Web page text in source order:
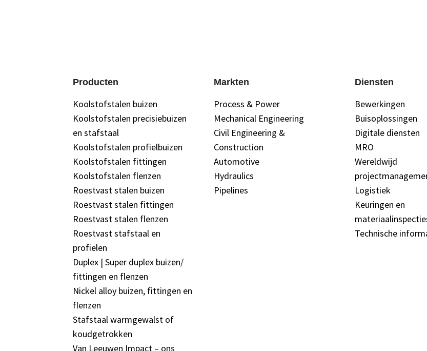
Producten
Koolstofstalen buizen
Koolstofstalen precisiebuizen
en stafstaal
Koolstofstalen profielbuizen
Koolstofstalen fittingen
Koolstofstalen flenzen
Roestvast stalen buizen
Roestvast stalen fittingen
Roestvast stalen flenzen
Roestvast stafstaal en
profielen
Duplex | Super duplex buizen/
fittingen en flenzen
Nickel alloy buizen, fittingen en
flenzen
Stafstaal warmgewalst of
koudgetrokken
Van Leeuwen Impact – ons
Markten
Process & Power
Mechanical Engineering
Civil Engineering &
Construction
Automotive
Hydraulics
Pipelines
Diensten
Bewerkingen
Buisoplossingen
Digitale diensten
MRO
Wereldwijd
Logistiek
Keuringen en
Technische